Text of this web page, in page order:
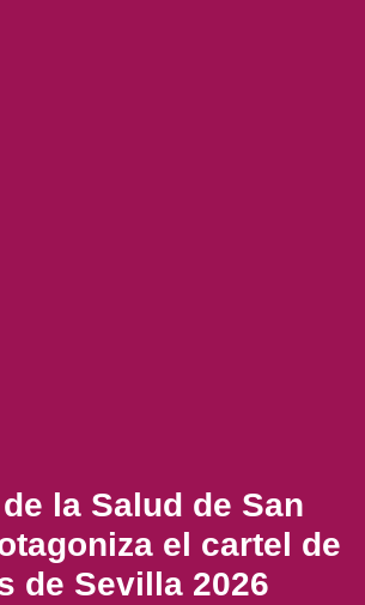
la Salud de San
el cartel de
de Sevilla 2026